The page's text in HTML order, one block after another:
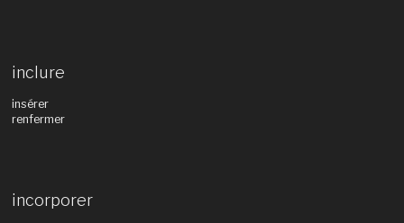
inclure
insérer
renfermer
incorporer